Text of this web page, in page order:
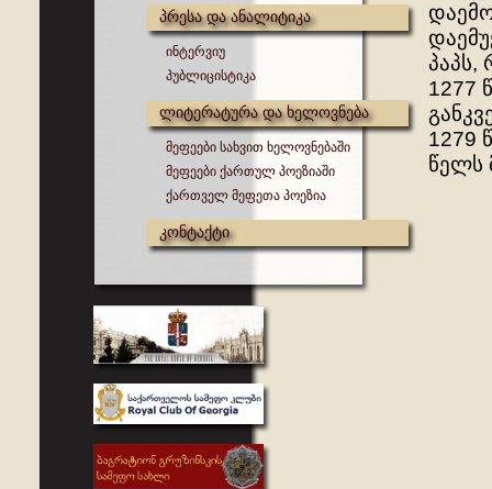
პრესა და ანალიტიკა
ინტერვიუ
პუბლიცისტიკა
ლიტერატურა და ხელოვნება
მეფეები სახვით ხელოვნებაში
მეფეები ქართულ პოეზიაში
ქართველ მეფეთა პოეზია
კონტაქტი
პაპს,
1277
1279
წელს